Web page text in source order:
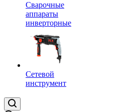
Сварочные
аппараты
инверторные
Сетевой
инструмент